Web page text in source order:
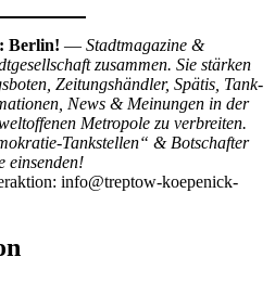
Berlin! — Stadtmagazine &
zusammen. Sie stärken
Zeitungshändler, Spätis, Tank-
News & Meinungen in der
Metropole zu verbreiten.
Tankstellen“ & Botschafter
einsenden!
info@treptow-koepenick-